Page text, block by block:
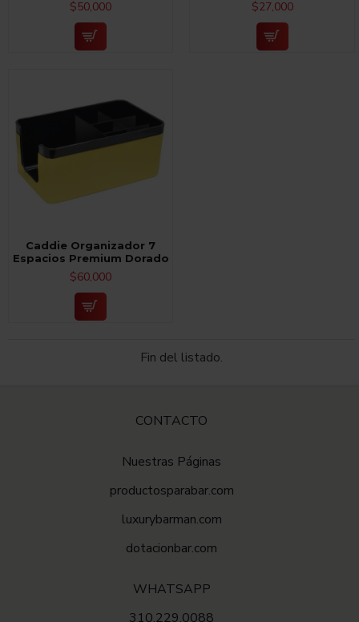
$50,000 $27,000
Caddie Organizador 7
Espacios Premium Dorado
$60,000
Fin del listado.
CONTACTO
Nuestras Páginas
productosparabar.com
luxurybarman.com
dotacionbar.com
WHATSAPP
310.229.0088